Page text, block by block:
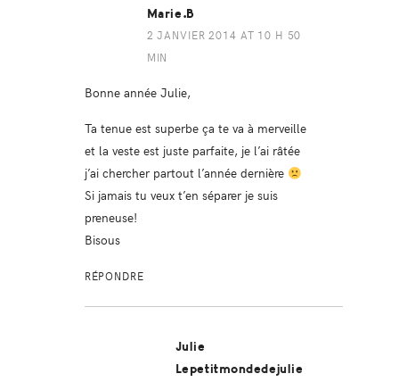
Marie.B
2 JANVIER 2014 AT 10 H 50
MIN
Bonne année Julie,
Ta tenue est superbe ça te va à merveille
et la veste est juste parfaite, je l’ai râtée
j’ai chercher partout l’année dernière
Si jamais tu veux t’en séparer je suis
preneuse!
Bisous
RÉPONDRE
Julie
Lepetitmondedejulie